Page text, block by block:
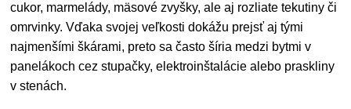
cukor, marmelády, mäsové zvyšky, ale aj rozliate tekutiny či
omrvinky. Vďaka svojej veľkosti dokážu prejsť aj tými
najmenšími škárami, preto sa často šíria medzi bytmi v
panelákoch cez stupačky, elektroinštalácie alebo praskliny
v stenách.